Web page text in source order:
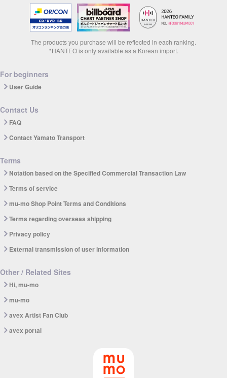
The products you purchase will be reflected in each ranking.
*HANTEO is only available as a Korean import.
For beginners
User Guide
Contact Us
FAQ
Contact Yamato Transport
Terms
Notation based on the Specified Commercial Transaction Law
Terms of service
mu-mo Shop Point Terms and Conditions
Terms regarding overseas shipping
Privacy policy
External transmission of user information
Other / Related Sites
Hi, mu-mo
mu-mo
avex Artist Fan Club
avex portal